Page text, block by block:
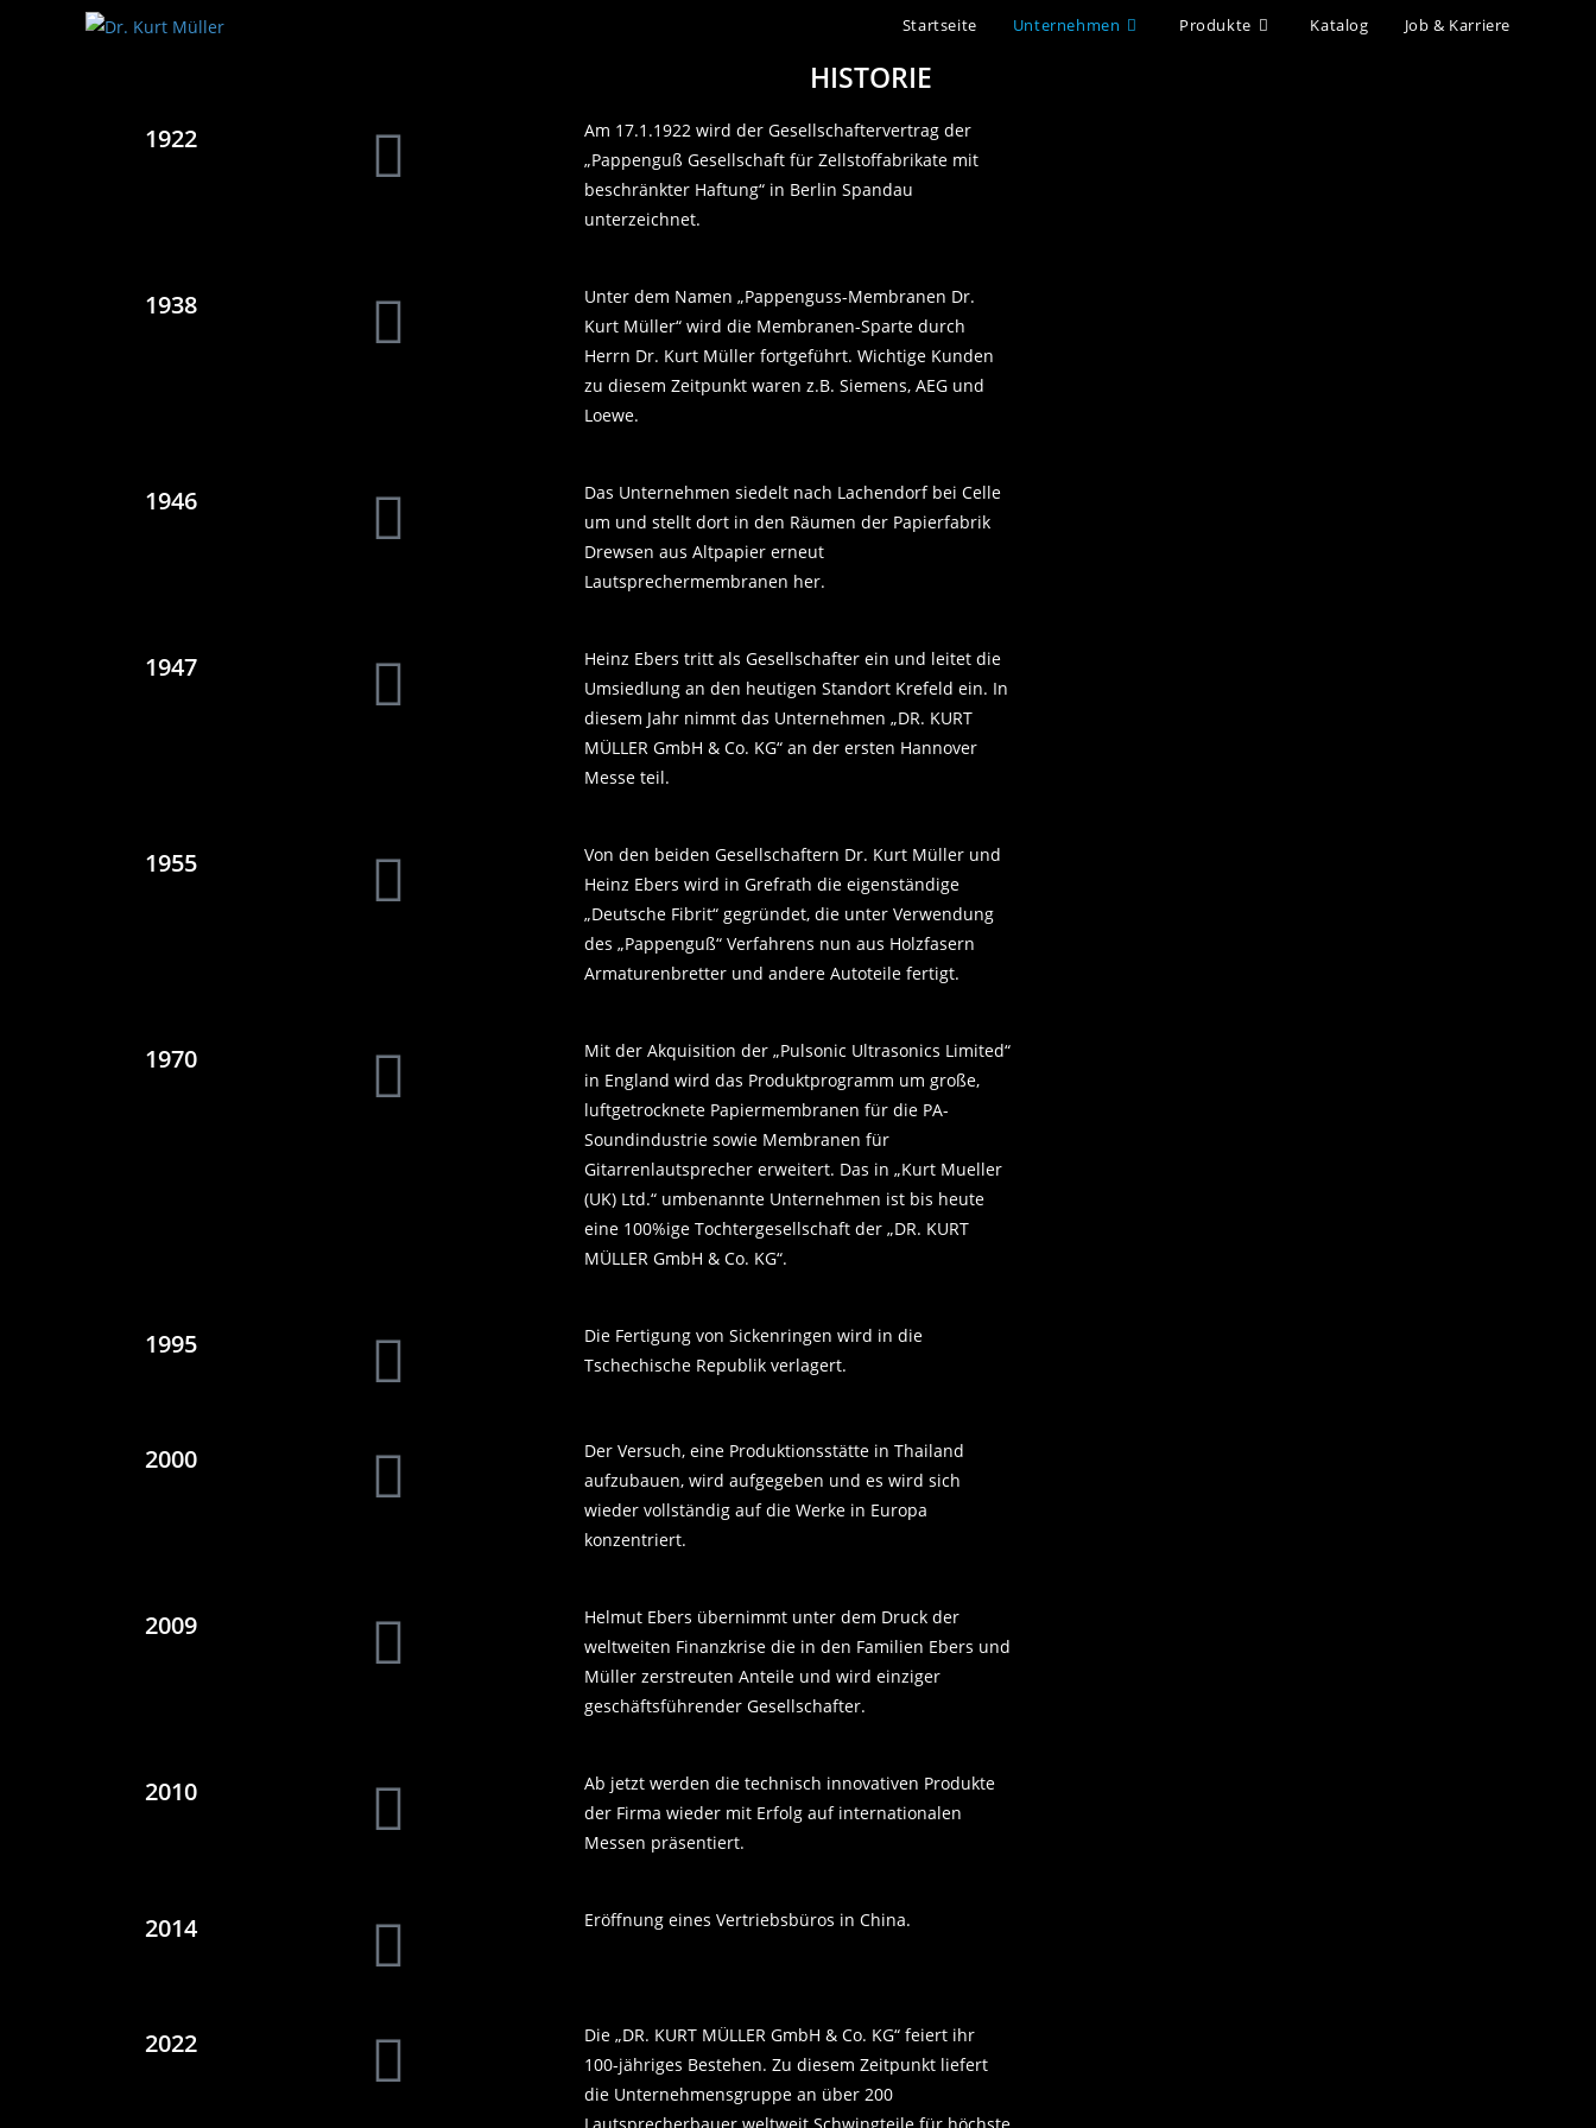
Startseite Unternehmen Produkte Katalog Job & Karriere
HISTORIE
1922
Am 17.1.1922 wird der Gesellschaftervertrag der
„Pappenguß Gesellschaft für Zellstoffabrikate mit
beschränkter Haftung“ in Berlin Spandau
unterzeichnet.
1938
Unter dem Namen „Pappenguss-Membranen Dr.
Kurt Müller“ wird die Membranen-Sparte durch
Herrn Dr. Kurt Müller fortgeführt. Wichtige Kunden
zu diesem Zeitpunkt waren z.B. Siemens, AEG und
Loewe.
1946
Das Unternehmen siedelt nach Lachendorf bei Celle
um und stellt dort in den Räumen der Papierfabrik
Drewsen aus Altpapier erneut
Lautsprechermembranen her.
1947
Heinz Ebers tritt als Gesellschafter ein und leitet die
Umsiedlung an den heutigen Standort Krefeld ein. In
diesem Jahr nimmt das Unternehmen „DR. KURT
MÜLLER GmbH & Co. KG“ an der ersten Hannover
Messe teil.
1955
Von den beiden Gesellschaftern Dr. Kurt Müller und
Heinz Ebers wird in Grefrath die eigenständige
„Deutsche Fibrit“ gegründet, die unter Verwendung
des „Pappenguß“ Verfahrens nun aus Holzfasern
Armaturenbretter und andere Autoteile fertigt.
1970
Mit der Akquisition der „Pulsonic Ultrasonics Limited“
in England wird das Produktprogramm um große,
luftgetrocknete Papiermembranen für die PA-
Soundindustrie sowie Membranen für
Gitarrenlautsprecher erweitert. Das in „Kurt Mueller
(UK) Ltd.“ umbenannte Unternehmen ist bis heute
eine 100%ige Tochtergesellschaft der „DR. KURT
MÜLLER GmbH & Co. KG“.
1995
Die Fertigung von Sickenringen wird in die
Tschechische Republik verlagert.
2000
Der Versuch, eine Produktionsstätte in Thailand
aufzubauen, wird aufgegeben und es wird sich
wieder vollständig auf die Werke in Europa
konzentriert.
2009
Helmut Ebers übernimmt unter dem Druck der
weltweiten Finanzkrise die in den Familien Ebers und
Müller zerstreuten Anteile und wird einziger
geschäftsführender Gesellschafter.
2010
Ab jetzt werden die technisch innovativen Produkte
der Firma wieder mit Erfolg auf internationalen
Messen präsentiert.
2014 Eröffnung eines Vertriebsbüros in China.
2022
Die „DR. KURT MÜLLER GmbH & Co. KG“ feiert ihr
100-jähriges Bestehen. Zu diesem Zeitpunkt liefert
die Unternehmensgruppe an über 200